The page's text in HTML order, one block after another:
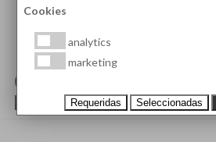
QUÉ ES LA
INVISIBLE CLEAR
Cookies
analytics
marketing
Requeridas Seleccionadas